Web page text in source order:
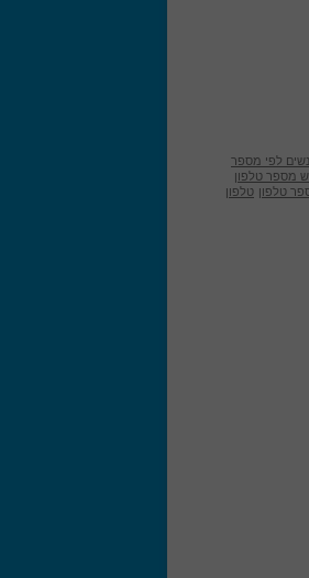
לפי מספר
מספר טלפון
טלפון טלפון